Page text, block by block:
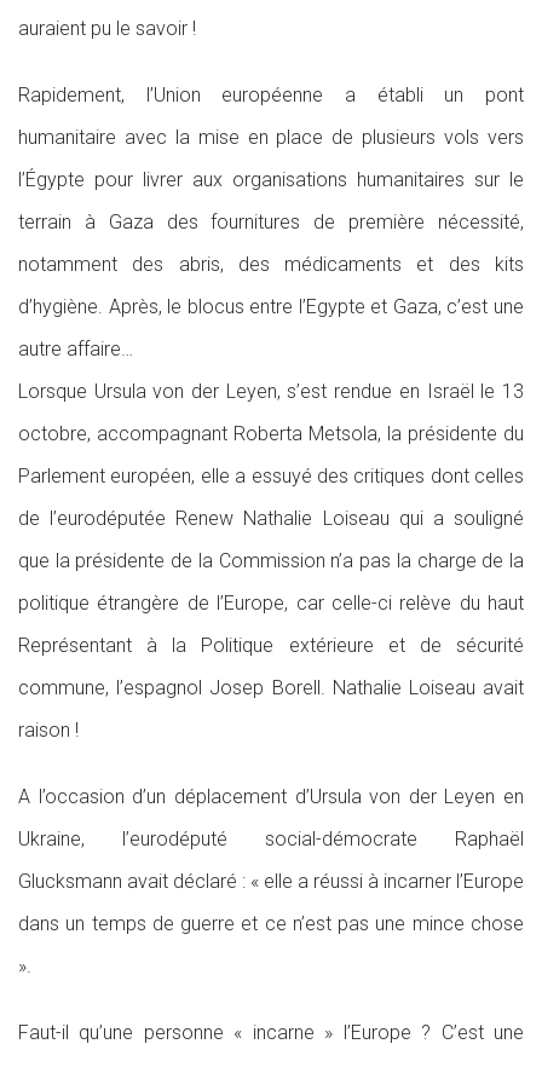
auraient pu le savoir !
Rapidement, l’Union européenne a établi un pont
humanitaire avec la mise en place de plusieurs vols vers
l’Égypte pour livrer aux organisations humanitaires sur le
terrain à Gaza des fournitures de première nécessité,
notamment des abris, des médicaments et des kits
d’hygiène. Après, le blocus entre l’Egypte et Gaza, c’est une
autre affaire…
Lorsque Ursula von der Leyen, s’est rendue en Israël le 13
octobre, accompagnant Roberta Metsola, la présidente du
Parlement européen, elle a essuyé des critiques dont celles
de l’eurodéputée Renew Nathalie Loiseau qui a souligné
que la présidente de la Commission n’a pas la charge de la
politique étrangère de l’Europe, car celle-ci relève du haut
Représentant à la Politique extérieure et de sécurité
commune, l’espagnol Josep Borell. Nathalie Loiseau avait
raison !
A l’occasion d’un déplacement d’Ursula von der Leyen en
Ukraine, l’eurodéputé social-démocrate Raphaël
Glucksmann avait déclaré : « elle a réussi à incarner l’Europe
dans un temps de guerre et ce n’est pas une mince chose
».
Faut-il qu’une personne « incarne » l’Europe ? C’est une